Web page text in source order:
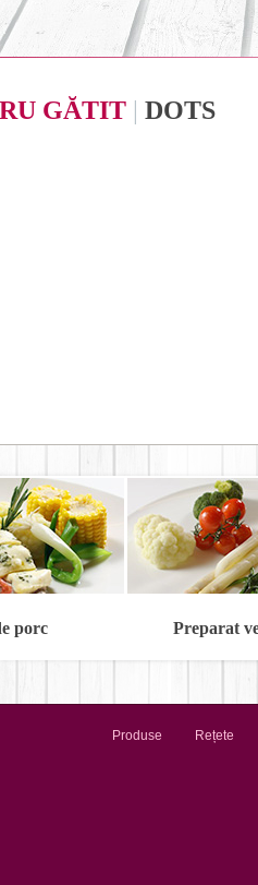
GĂTIT | DOTS
porc Preparat
Produse Rețete